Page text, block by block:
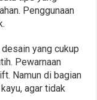
Penggunaan
yang cukup
Pewarnaan
Namun di bagian
agar tidak